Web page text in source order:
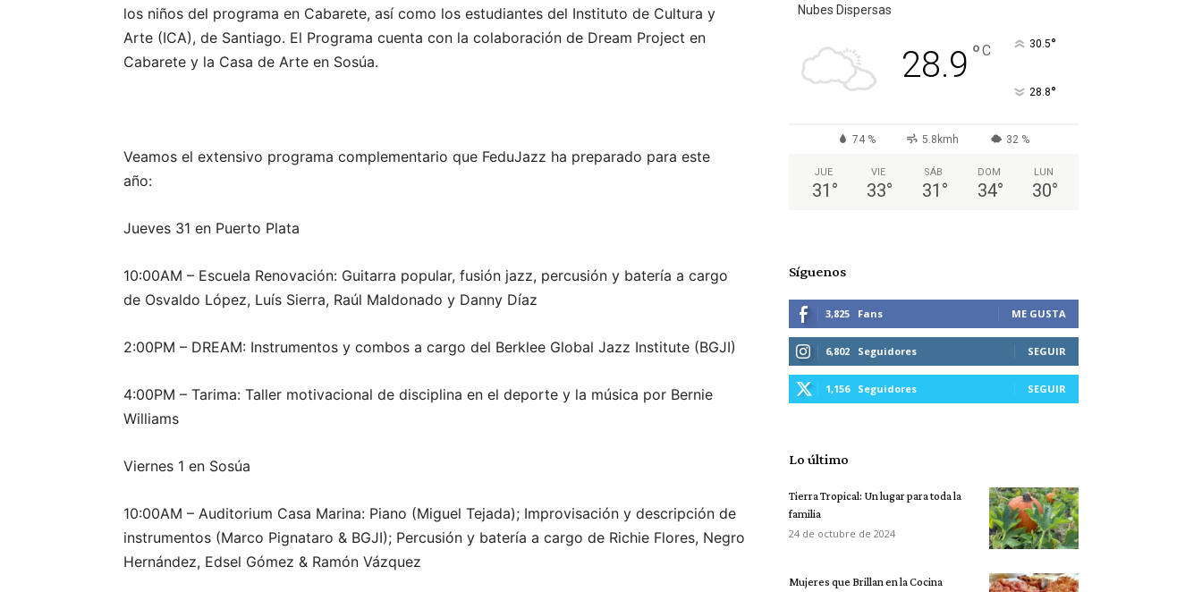
los niños del programa en Cabarete, así como los estudiantes del Instituto de Cultura y
Arte (ICA), de Santiago. El Programa cuenta con la colaboración de Dream Project en
Cabarete y la Casa de Arte en Sosúa.
Veamos el extensivo programa complementario que FeduJazz ha preparado para este
año:
Jueves 31 en Puerto Plata
10:00AM – Escuela Renovación: Guitarra popular, fusión jazz, percusión y batería a cargo
de Osvaldo López, Luís Sierra, Raúl Maldonado y Danny Díaz
2:00PM – DREAM: Instrumentos y combos a cargo del Berklee Global Jazz Institute (BGJI)
4:00PM – Tarima: Taller motivacional de disciplina en el deporte y la música por Bernie
Williams
Viernes 1 en Sosúa
10:00AM – Auditorium Casa Marina: Piano (Miguel Tejada); Improvisación y descripción de
instrumentos (Marco Pignataro & BGJI); Percusión y batería a cargo de Richie Flores, Negro
Hernández, Edsel Gómez & Ramón Vázquez
Nubes Dispersas
28.9 °C 30.5°
28.8°
74 % 5.8kmh 32 %
JUE
31 °
VIE
33°
SÁB
31 °
DOM
34°
LUN
30°
Síguenos
3,825 Fans ME GUSTA
6,802 Seguidores SEGUIR
1,156 Seguidores SEGUIR
Lo último
Tierra Tropical: Un lugar para toda la
familia
24 de octubre de 2024
Mujeres que Brillan en la Cocina